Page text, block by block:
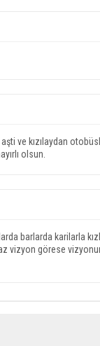
ve kızılaydan
olsun.
barlarda karilarla
vizyon görese